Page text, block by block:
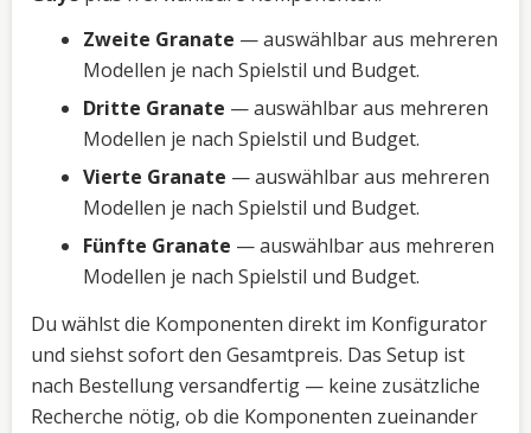
Zweite Granate — auswählbar aus mehreren
Modellen je nach Spielstil und Budget.
Dritte Granate — auswählbar aus mehreren
Modellen je nach Spielstil und Budget.
Vierte Granate — auswählbar aus mehreren
Modellen je nach Spielstil und Budget.
Fünfte Granate — auswählbar aus mehreren
Modellen je nach Spielstil und Budget.
Du wählst die Komponenten direkt im Konfigurator
und siehst sofort den Gesamtpreis. Das Setup ist
nach Bestellung versandfertig — keine zusätzliche
Recherche nötig, ob die Komponenten zueinander